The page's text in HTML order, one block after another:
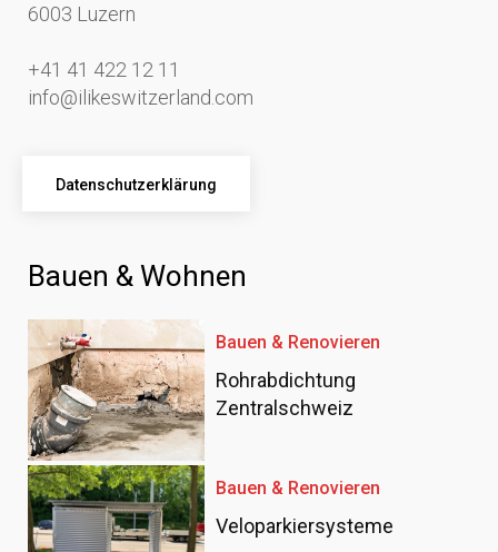
6003 Luzern
+41 41 422 12 11
info@ilikeswitzerland.com
Datenschutzerklärung
Bauen & Wohnen
Bauen & Renovieren
Rohrabdichtung
Zentralschweiz
Bauen & Renovieren
Veloparkiersysteme